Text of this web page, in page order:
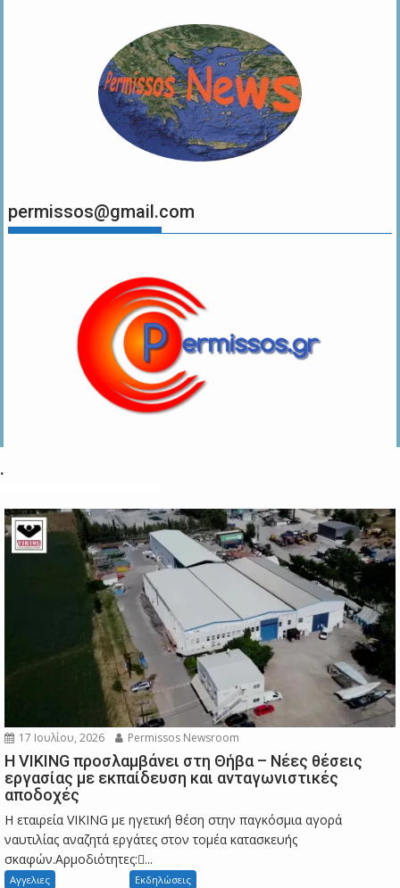
permissos@gmail.com
.
17 Ιουλίου, 2026 Permissos Newsroom
Η VIKING προσλαμβάνει στη Θήβα – Νέες θέσεις
εργασίας με εκπαίδευση και ανταγωνιστικές
αποδοχές
Η εταιρεία VIKING με ηγετική θέση στην παγκόσμια αγορά
ναυτιλίας αναζητά εργάτες στον τομέα κατασκευής
σκαφών.Αρμοδιότητες:...
Αγγελιες Εκδηλώσεις